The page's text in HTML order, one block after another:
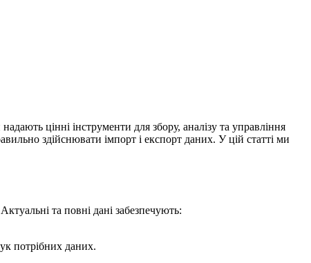
цінні інструменти для збору, аналізу та управління
здійснювати імпорт і експорт даних. У цій статті ми
та повні дані забезпечують:
потрібних даних.